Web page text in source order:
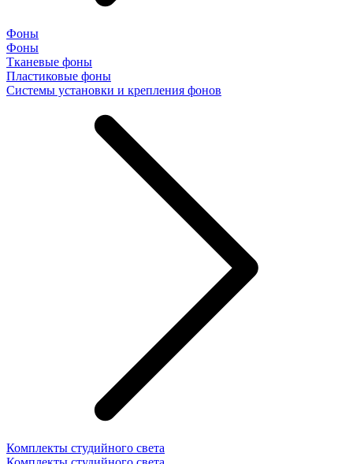
Фоны
Фоны
Тканевые фоны
Пластиковые фоны
Системы установки и крепления фонов
Комплекты студийного света